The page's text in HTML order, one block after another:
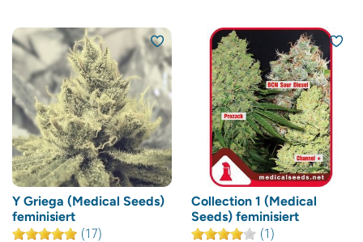
Y Griega (Medical Seeds)
feminisiert
(17)
Collection 1 (Medical
Seeds) feminisiert
(1)